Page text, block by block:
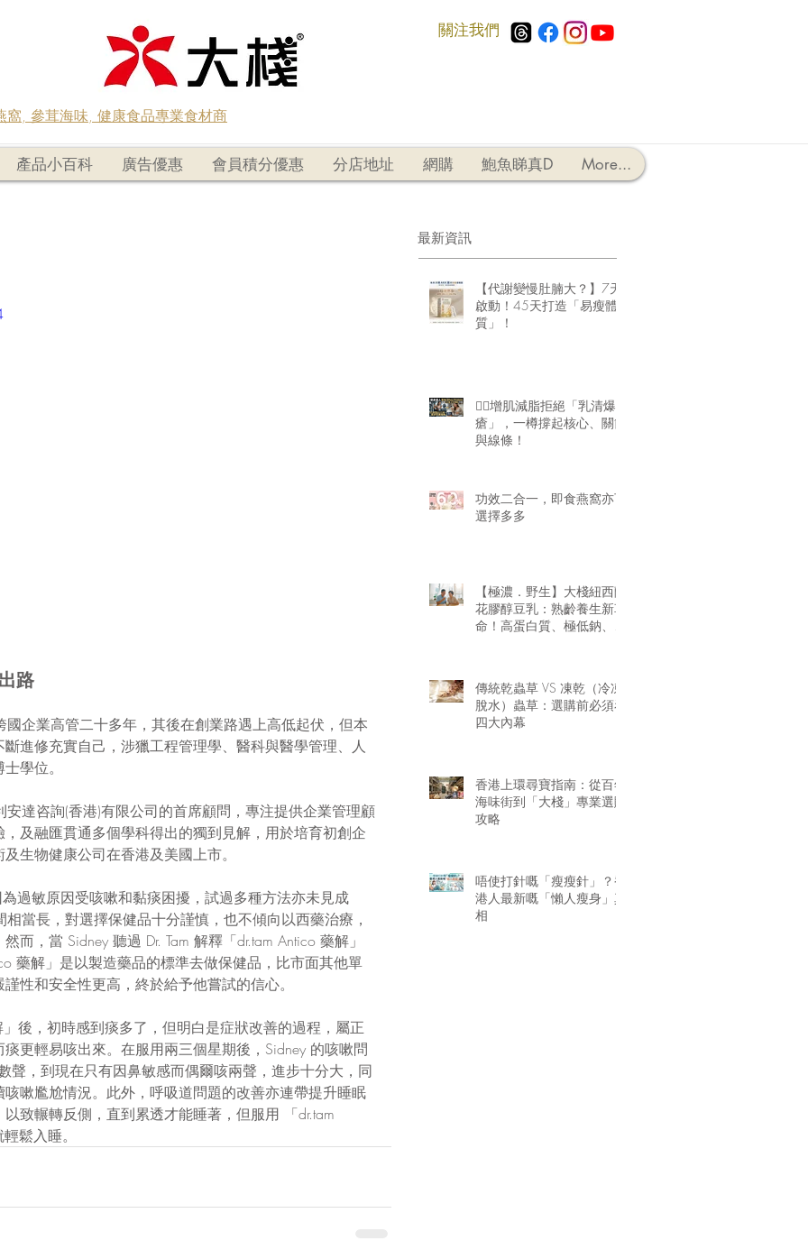
​關注我們
, 參茸海味, 健康食品專業食材商
產品小百科 廣告優惠 會員積分優惠 分店地址 網購 鮑魚睇真D More...
路
國企業高管二十多年，其後在創業路遇上高低起伏，但本
進修充實自己，涉獵工程管理學、醫科與醫學管理、人
學位。
安達咨詢(香港)有限公司的首席顧問，專注提供企業管理顧
及融匯貫通多個學科得出的獨到見解，用於培育初創企
生物健康公司在香港及美國上市。
過敏原因受咳嗽和黏痰困擾，試過多種方法亦未見成
當長，對選擇保健品十分謹慎，也不傾向以西藥治療，
而，當 Sidney 聽過 Dr. Tam 解釋「dr.tam Antico 藥解」
藥解」是以製造藥品的標準去做保健品，比市面其他單
性和安全性更高，終於給予他嘗試的信心。
」後，初時感到痰多了，但明白是症狀改善的過程，屬正
更輕易咳出來。在服用兩三個星期後，Sidney 的咳嗽問
聲，到現在只有因鼻敏感而偶爾咳兩聲，進步十分大，同
嗽尷尬情況。此外，呼吸道問題的改善亦連帶提升睡眠
致輾轉反側，直到累透才能睡著，但服用 「dr.tam
鬆入睡。
最新資訊
【代謝變慢肚腩大？】7天
啟動！45天打造「易瘦體
質」！
🏋️‍♂️增肌減脂拒絕「乳清爆
瘡」，一樽撐起核心、關節
與線條！
功效二合一，即食燕窩亦可
選擇多多
【極濃．野生】大棧紐西蘭
花膠醇豆乳：熟齡養生新革
命！高蛋白質、極低鈉、零
傳統乾蟲草 VS 凍乾（冷凍
脫水）蟲草：選購前必須看
四大內幕
香港上環尋寶指南：從百年
海味街到「大棧」專業選購
攻略
唔使打針嘅「瘦瘦針」？香
港人最新嘅「懶人瘦身」真
相